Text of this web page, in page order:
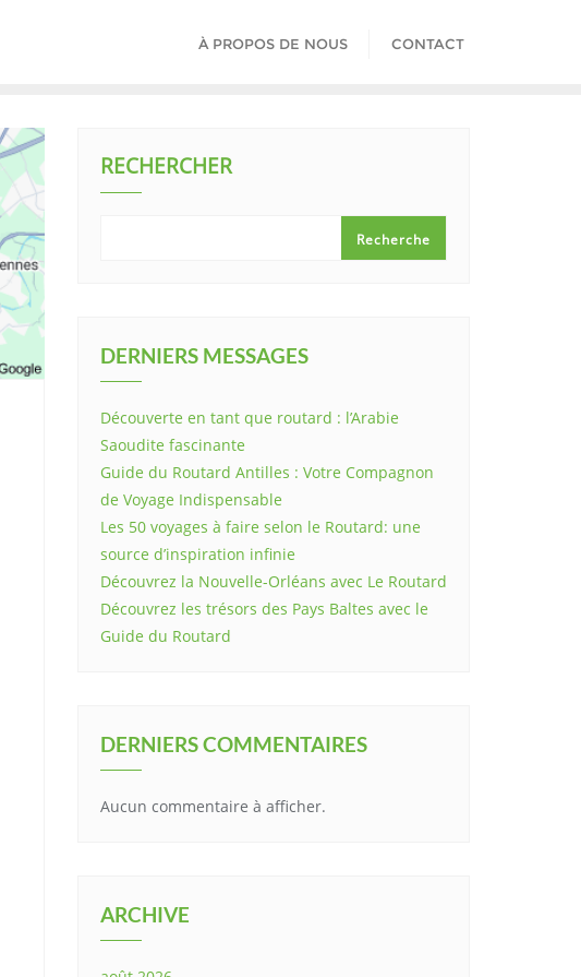
À PROPOS DE NOUS CONTACT
RECHERCHER
Recherche
DERNIERS MESSAGES
Découverte en tant que routard : l’Arabie
Saoudite fascinante
Guide du Routard Antilles : Votre Compagnon
de Voyage Indispensable
Les 50 voyages à faire selon le Routard: une
source d’inspiration infinie
Découvrez la Nouvelle-Orléans avec Le Routard
Découvrez les trésors des Pays Baltes avec le
Guide du Routard
DERNIERS COMMENTAIRES
Aucun commentaire à afficher.
ARCHIVE